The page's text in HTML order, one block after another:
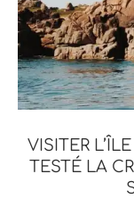
VISITER
TESTÉ LA